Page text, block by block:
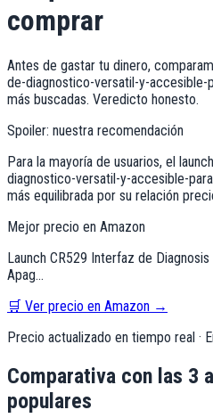
comprar
Antes de gastar tu dinero,
de-diagnostico-versatil-y-accesible-
más buscadas. Veredicto honesto.
Spoiler: nuestra recomendación
Para la mayoría de usuarios, el
diagnostico-versatil-y-accesible-
más equilibrada por su relación
Mejor precio en Amazon
Launch CR529 Interfaz de
Apag…
🛒 Ver precio en Amazon →
Precio actualizado en tiempo real ·
Comparativa con las 3
populares